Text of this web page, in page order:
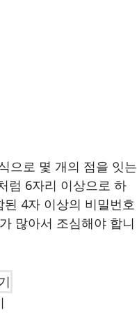
으로 몇 개의 점을 잇는
럼 6자리 이상으로 하
4자 이상의 비밀번호
많아서 조심해야 합니